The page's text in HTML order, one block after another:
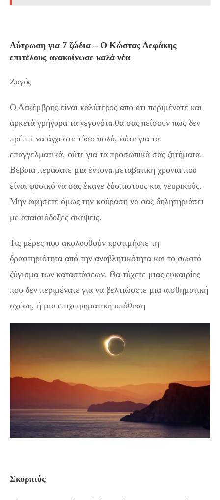
Λύτρωση για 7 ζώδια – Ο Κώστας Λεφάκης
επιτέλους ανακοίνωσε καλά νέα
Ζυγός
Ο Δεκέμβρης είναι καλύτερος από ότι περιμένατε και
αρκετά γρήγορα τα γεγονότα θα σας πείσουν πως δεν
πρέπει να άγχεστε τόσο πολύ, ούτε για τα
επαγγελματικά, ούτε για τα προσωπικά σας ζητήματα.
Βέβαια περάσατε μια έντονα μεταβατική χρονιά που
είναι φυσικό να σας έκανε δύσπιστους και νευρικούς.
Μην αφήσετε όμως την κούραση να σας δηλητηριάσει
με απαισιόδοξες σκέψεις.
Τις μέρες που ακολουθούν προτιμήστε τη
δραστηριότητα από την αναβλητικότητα και το σωστό
ζύγισμα των καταστάσεων. Θα τύχετε μιας ευκαιρίες
που δεν περιμένατε για να βελτιώσετε μια αισθηματική
σχέση, ή μια επιχειρηματική υπόθεση
Σκορπιός